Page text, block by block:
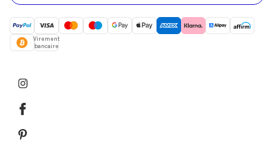
Virement
bancaire